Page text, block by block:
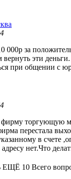
000р за
вернуть эти
при общении с
фирму торгующую
перестала
в счете
нет.Что
ЕЩЁ 10 Всего